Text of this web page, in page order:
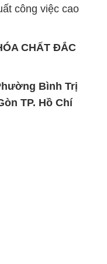
công việc cao
CHẤT ĐẮC
Bình Trị
TP. Hồ Chí